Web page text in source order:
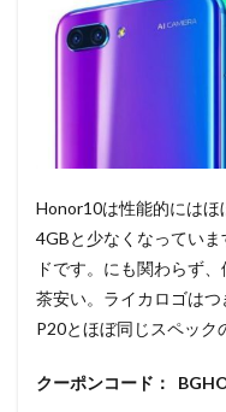
Honor10は性能的には
4GBと少なくなってい
ドです。にも関わらず
茶安い。ライカロゴは
P20とほぼ同じスペック
クーポンコード：